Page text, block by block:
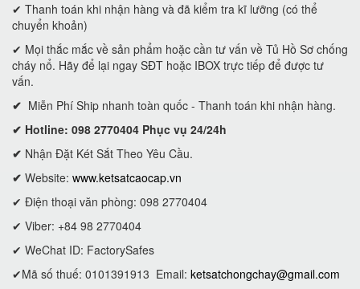
✔ Thanh toán khi nhận hàng và đã kiểm tra kĩ lưỡng (có thể
chuyển khoản)
✔ Mọi thắc mắc về sản phẩm hoặc cần tư vấn về Tủ Hồ Sơ chống
cháy nổ. Hãy để lại ngay SĐT hoặc IBOX trực tiếp để được tư
vấn.
✔ Miễn Phí Ship nhanh toàn quốc - Thanh toán khi nhận hàng.
✔ Hotline: 098 2770404 Phục vụ 24/24h
✔ Nhận Đặt Két Sắt Theo Yêu Cầu.
✔ Website: www.ketsatcaocap.vn
✔ Điện thoại văn phòng: 098 2770404
✔ Viber: +84 98 2770404
✔ WeChat ID: FactorySafes
✔Mã số thuế: 0101391913 Email: ketsatchongchay@gmail.com